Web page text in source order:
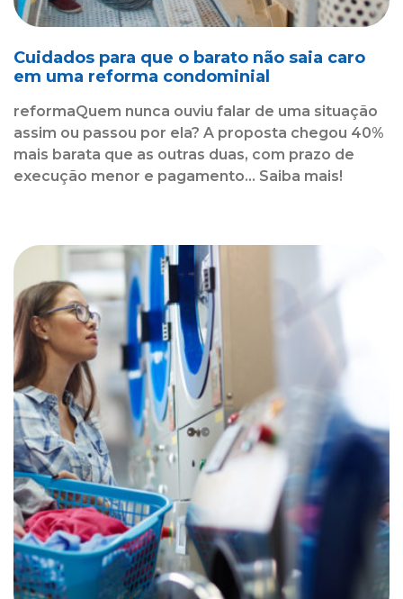
Cuidados para que o barato não saia caro
em uma reforma condominial
reformaQuem nunca ouviu falar de uma situação
assim ou passou por ela? A proposta chegou 40%
mais barata que as outras duas, com prazo de
execução menor e pagamento... Saiba mais!